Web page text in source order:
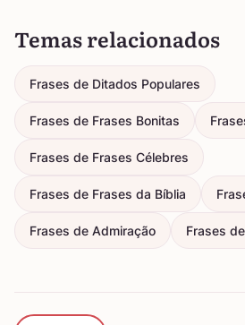
Temas relacionados
Frases de Ditados Populares
Frases de Frases Bonitas
Frases de Frases Célebres
Frases de Frases da Bíblia
Frases de Admiração Frases